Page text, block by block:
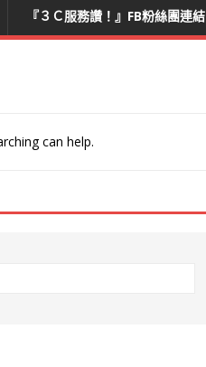
『３Ｃ服務讚！』FB粉絲團連結
can help.